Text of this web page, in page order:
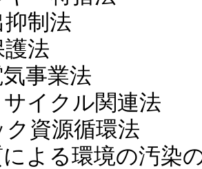
制法
法
気事業法
イクル関連法
資源循環法
よる環境の汚染